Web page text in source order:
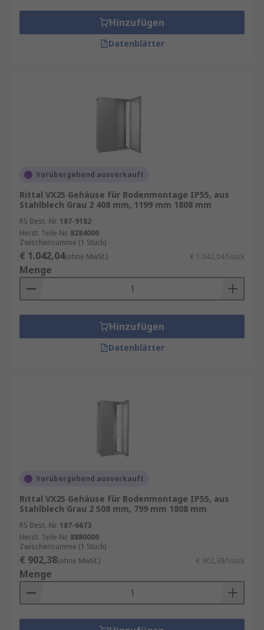
Hinzufügen
Datenblätter
Vorübergehend ausverkauft
Rittal VX25 Gehäuse für Bodenmontage IP55, aus
Stahlblech Grau 2 408 mm, 1199 mm 1808 mm
RS Best.-Nr. 187-9182
Herst. Teile-Nr. 8284000
Zwischensumme (1 Stück)
€ 1.042,04(ohne MwSt.) € 1.042,04/Stück
Menge
Hinzufügen
Datenblätter
Vorübergehend ausverkauft
Rittal VX25 Gehäuse für Bodenmontage IP55, aus
Stahlblech Grau 2 508 mm, 799 mm 1808 mm
RS Best.-Nr. 187-6673
Herst. Teile-Nr. 8880000
Zwischensumme (1 Stück)
€ 902,38(ohne MwSt.) € 902,38/Stück
Menge